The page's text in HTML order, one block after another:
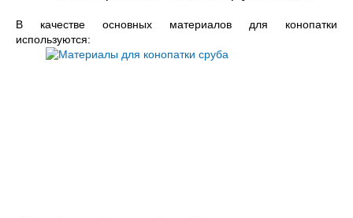
В качестве основных материалов для конопатки
используются: